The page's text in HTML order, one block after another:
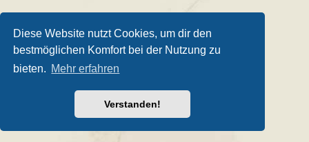
Diese Website nutzt Cookies, um dir den
bestmöglichen Komfort bei der Nutzung zu
bieten. Mehr erfahren
Verstanden!